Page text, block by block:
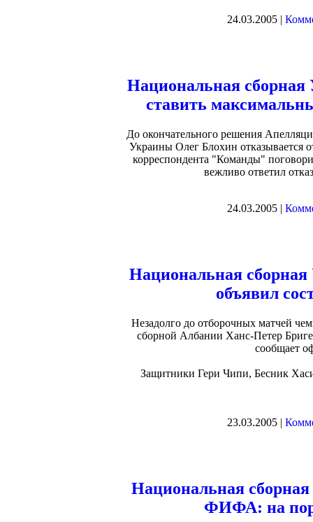
24.03.2005 |
Национальная
ставить
До окончательного решения
Украины Олег Блохин отказывается
корреспондента "Команды"
вежливо ответил
24.03.2005 |
Национальная
объявил
Незадолго до отборочных матчей
сборной Албании Ханс-Петер
сообщает
Защитники Гери Чипи, Бесник
23.03.2005 |
Национальная
ФИФА: на